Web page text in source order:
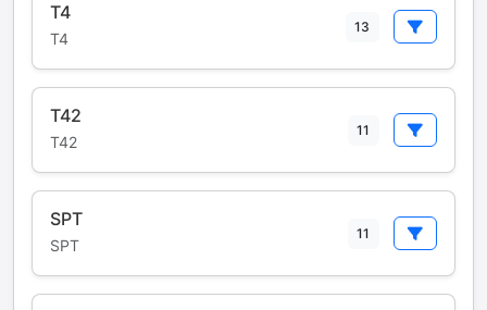
T4
T4
13
T42
T42
11
SPT
SPT
11